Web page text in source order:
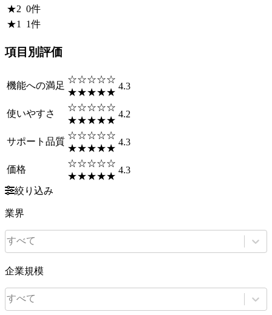
★2 0件
★1 1件
項目別評価
機能への満足
☆☆☆☆☆
★★★★★
4.3
使いやすさ
☆☆☆☆☆
★★★★★
4.2
サポート品質
☆☆☆☆☆
★★★★★
4.3
価格
☆☆☆☆☆
★★★★★
4.3
絞り込み
業界
すべて
企業規模
すべて